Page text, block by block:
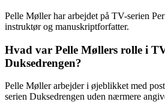
Pelle Møller har arbejdet på TV-serien
instruktør og manuskriptforfatter.
Hvad var Pelle Møllers rolle i
Duksedrengen?
Pelle Møller arbejder i øjeblikket med
serien Duksedrengen uden nærmere